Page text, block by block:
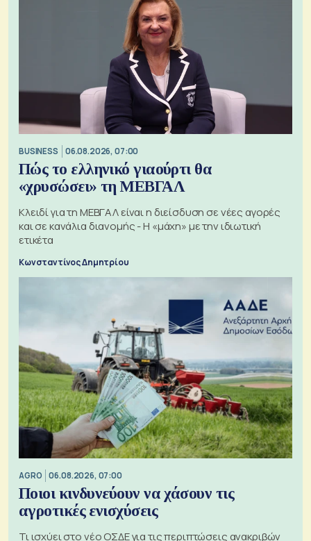
BUSINESS 06.08.2026, 07:00
Πώς το ελληνικό γιαούρτι θα
«χρυσώσει» τη ΜΕΒΓΑΛ
Κλειδί για τη ΜΕΒΓΑΛ είναι η διείσδυση σε νέες αγορές
και σε κανάλια διανομής - Η «μάχη» με την ιδιωτική
ετικέτα
Κωνσταντίνος Δημητρίου
AGRO 06.08.2026, 07:00
Ποιοι κινδυνεύουν να χάσουν τις
αγροτικές ενισχύσεις
Τι ισχύει στο νέο ΟΣΔΕ για τις περιπτώσεις ανακριβών